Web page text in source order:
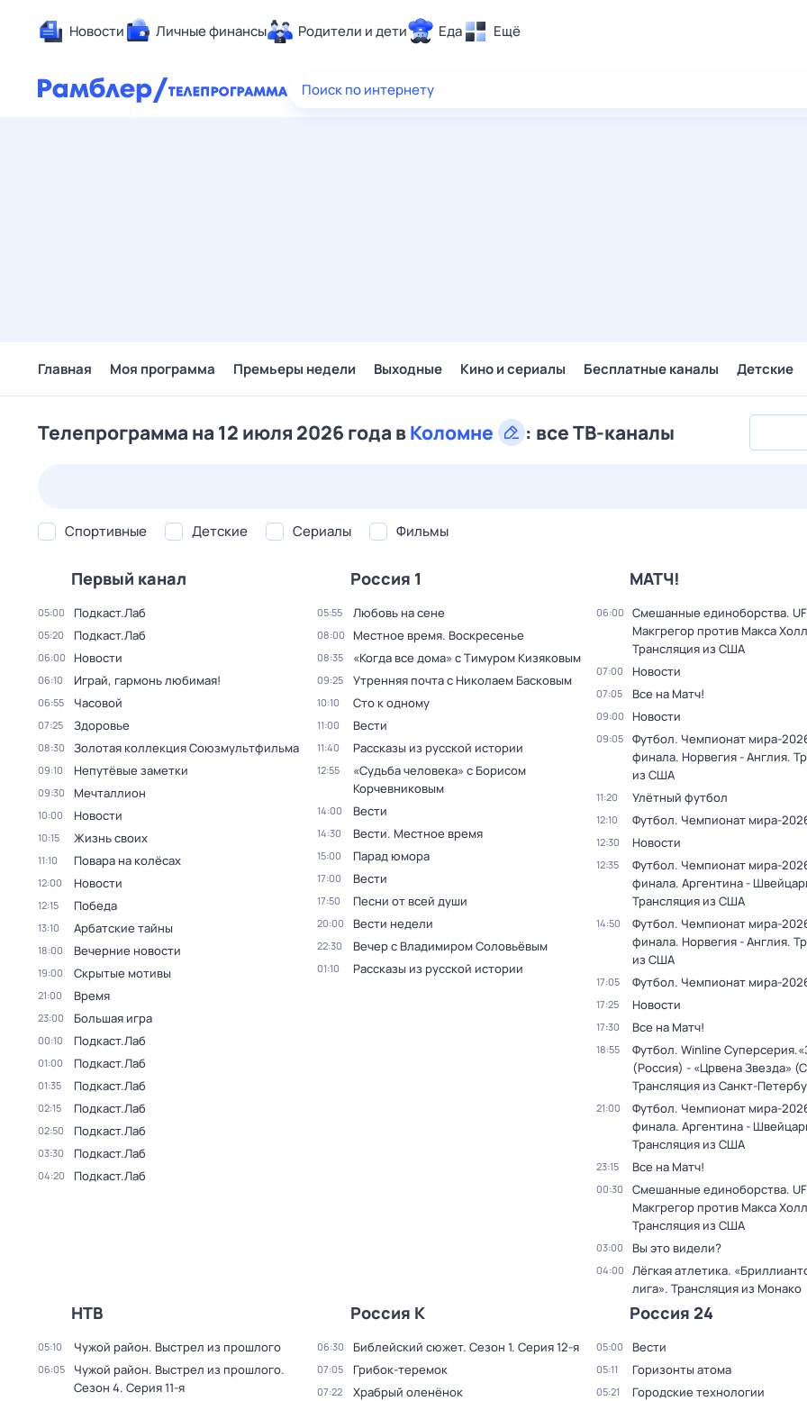
Новости Личные финансы Родители и дети Еда Ещё
Здоровье
Поиск по интернету
Главная Моя программа Премьеры недели Выходные Кино и сериалы Бесплатные каналы Детские
Телепрограмма на 12 июля 2026 года вКоломне : все ТВ-каналы
Спортивные Детские Сериалы Фильмы
Первый канал
05:00 Подкаст.Лаб
05:20 Подкаст.Лаб
06:00 Новости
06:10 Играй, гармонь любимая!
06:55 Часовой
07:25 Здоровье
08:30 Золотая коллекция Союзмультфильма
09:10 Непутёвые заметки
09:30 Мечталлион
10:00 Новости
10:15 Жизнь своих
11:10 Повара на колёсах
12:00 Новости
12:15 Победа
13:10 Арбатские тайны
18:00 Вечерние новости
19:00 Скрытые мотивы
21:00 Время
23:00 Большая игра
00:10 Подкаст.Лаб
01:00 Подкаст.Лаб
01:35 Подкаст.Лаб
02:15 Подкаст.Лаб
02:50 Подкаст.Лаб
03:30 Подкаст.Лаб
04:20 Подкаст.Лаб
Россия 1
05:55 Любовь на сене
08:00 Местное время. Воскресенье
08:35 «Когда все дома» с Тимуром Кизяковым
09:25 Утренняя почта с Николаем Басковым
10:10 Сто к одному
11:00 Вести
11:40 Рассказы из русской истории
12:55
«Судьба человека» с Борисом
Корчевниковым
14:00 Вести
14:30 Вести. Местное время
15:00 Парад юмора
17:00 Вести
17:50 Песни от всей души
20:00 Вести недели
22:30 Вечер с Владимиром Соловьёвым
01:10 Рассказы из русской истории
МАТЧ!
06:00
Смешанные единоборства.
Макгрегор против Макса
Трансляция из США
07:00 Новости
07:05 Все на Матч!
09:00 Новости
09:05
Футбол. Чемпионат мира-
финала. Норвегия - Англия.
из США
11:20 Улётный футбол
12:10 Футбол. Чемпионат мира-
12:30 Новости
12:35
Футбол. Чемпионат мира-
финала. Аргентина -
Трансляция из США
14:50
Футбол. Чемпионат мира-
финала. Норвегия - Англия.
из США
17:05 Футбол. Чемпионат мира-
17:25 Новости
17:30 Все на Матч!
18:55
Футбол. Winline
(Россия) - «Црвена Звезда»
Трансляция из Санкт-
21:00
Футбол. Чемпионат мира-
финала. Аргентина -
Трансляция из США
23:15 Все на Матч!
00:30
Смешанные единоборства.
Макгрегор против Макса
Трансляция из США
03:00 Вы это видели?
04:00
Лёгкая атлетика.
лига». Трансляция из Монако
НТВ
05:10 Чужой район. Выстрел из прошлого
06:05 Чужой район. Выстрел из прошлого.
Сезон 4. Серия 11-я
Россия К
06:30 Библейский сюжет. Сезон 1. Серия 12-я
07:05 Грибок-теремок
07:22 Храбрый оленёнок
Россия 24
05:00 Вести
05:11 Горизонты атома
05:21 Городские технологии